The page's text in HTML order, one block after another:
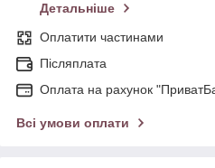
Детальніше
Оплатити частинами
Післяплата
Оплата на рахунок
Всі умови оплати